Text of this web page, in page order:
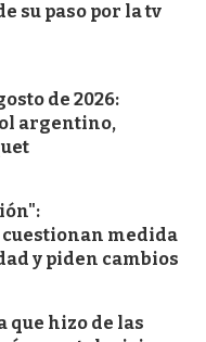
su paso por la tv
de 2026:
argentino,
medida
y piden cambios
que hizo de las